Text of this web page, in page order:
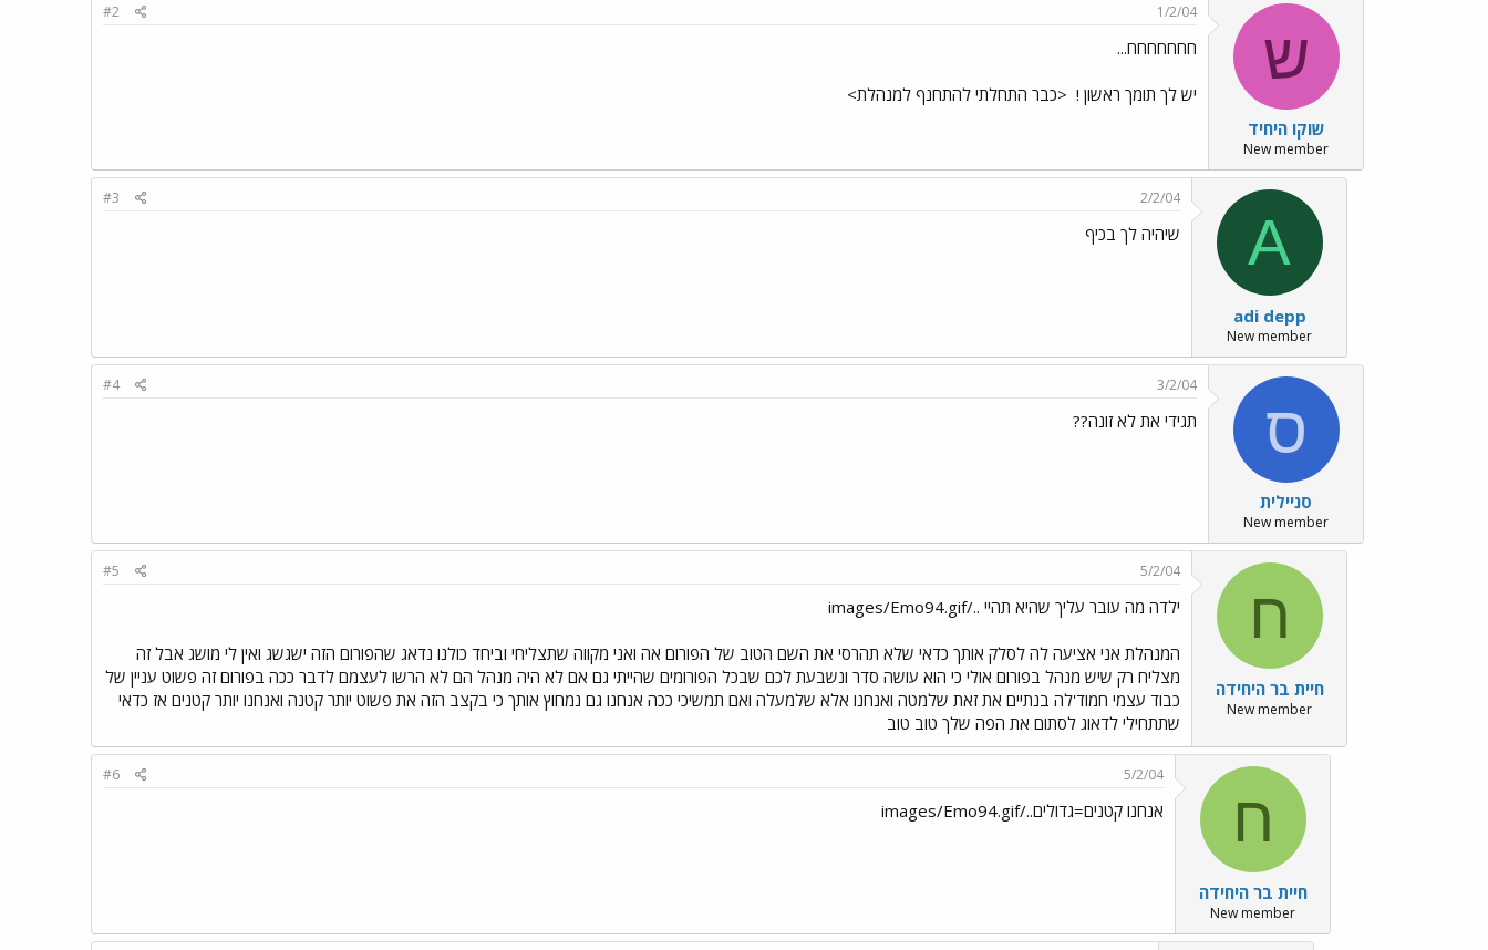
ש
שוקו היחיד
New member
1/2/04
#2
חחחחחחח...
יש לך תומך ראשון ! <כבר התחלתי להתחנף למנהלת>
A
adi depp
New member
2/2/04
#3
שיהיה לך בכיף
ס
סניילית
New member
3/2/04
#4
תגידי את לא זונה??
ח
חיית בר היחידה
New member
5/2/04
#5
ילדה מה עובר עליך שהיא תהיי ../images/Emo94.gif
המנהלת אני אציעה לה לסלק אותך כדאי שלא תהרסי את השם הטוב של הפורום אה ואני מקווה שתצליחי וביחד כולנו נדאג שהפורום הזה ישגשג ואין לי מושג אבל זה
מצליח רק שיש מנהל בפורום אולי כי הוא עושה סדר ונשבעת לכם שבכל הפורומים שהייתי גם אם לא היה מנהל הם לא הרשו לעצמם לדבר ככה בפורום זה פשוט עניין של
כבוד עצמי חמוד'לה בנתיים את זאת שלמטה ואנחנו אלא שלמעלה ואם תמשיכי ככה אנחנו גם נמחוץ אותך כי בקצב הזה את פשוט יותר קטנה ואנחנו יותר קטנים אז כדאי
שתתחילי לדאוג לסתום את הפה שלך טוב טוב
ח
חיית בר היחידה
New member
5/2/04
#6
אנחנו קטנים=גדולים../images/Emo94.gif